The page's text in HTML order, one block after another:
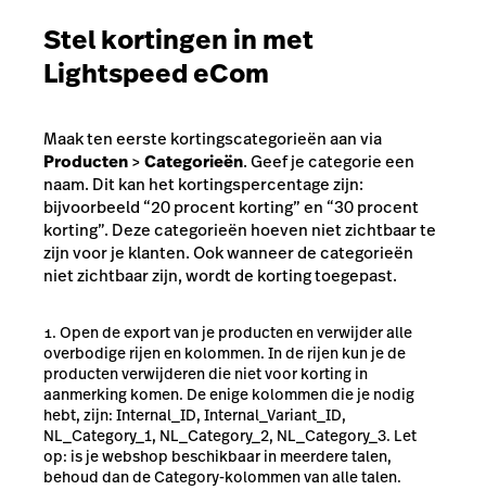
Stel kortingen in met
Lightspeed eCom
Maak ten eerste kortingscategorieën aan via
Producten>Categorieën. Geef je categorie een
naam. Dit kan het kortingspercentage zijn:
bijvoorbeeld “20 procent korting” en “30 procent
korting”. Deze categorieën hoeven niet zichtbaar te
zijn voor je klanten. Ook wanneer de categorieën
niet zichtbaar zijn, wordt de korting toegepast.
Open de export van je producten en verwijder alle
overbodige rijen en kolommen. In de rijen kun je de
producten verwijderen die niet voor korting in
aanmerking komen. De enige kolommen die je nodig
hebt, zijn: Internal_ID, Internal_Variant_ID,
NL_Category_1, NL_Category_2, NL_Category_3. Let
op: is je webshop beschikbaar in meerdere talen,
behoud dan de Category-kolommen van alle talen.